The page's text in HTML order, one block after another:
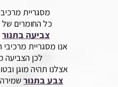
מסגריית
כל החומרים של
צביעה בתנור
אנו מסגריית מרכיבי השרון כבר 30 שנה
לכן הצביעה
אצלנו תהיה מוגן
צבע בתנורשמירה